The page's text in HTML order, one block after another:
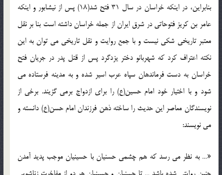
بنابراین، در اینکه خراسان در سال 31 فتح شد(18) پس از نیشابور و اینکه
عامر بن کریز فتوحاتی در شرق ایران از جمله خراسان داشته است بنا بر نقل
معتبر تاریخی شکی نیست و با جمع روایت و نقل تاریخی می توان به این
نکته اعتراف کرد که شهربانو دختر یزدگرد پس از قتل پدر در جریان فتح
خراسان به دست فرماندهان سپاه عرب اسیر شده و به مدینه فرستاده می
شود و با اختیار خود امام حسین(ع) را برای ازدواج برمی گزیند. برخی از
نویسندگان معاصر این حدیث را ساخته ذهن فرزندان امام حسن(ع) دانسته و
می نویسند:
«… به نظر می رسد که هم چشمی حسنیان با حسینیان موجب پدید آمدن